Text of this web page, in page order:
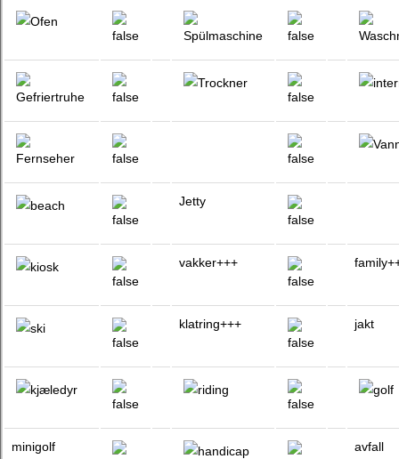
Jetty
vakker+++
klatring+++ jakt
minigolf avfall